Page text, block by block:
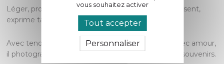
Léger, profond, furtif ou posé, le regard perçoit, ressent,
exprime tant.
Avec tendresse, humour, critique mais toujours avec amour,
il photographie, décrit, inscrit dans la mémoire, les souvenirs.
vous souhaitez activer
Tout accepter
Personnaliser